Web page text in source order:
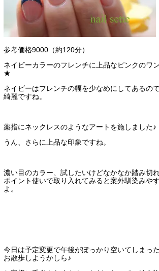
参考価格9000（約120分）
ネイビーカラーのフレンチに上品なピンクのワ
★
ネイビーはフレンチの幅を少なめにしてあるの
綺麗ですね。
薬指にネックレスのようなアートを施しました♪
うん、さらに上品な印象ですね。
濃い目のカラー、試したいけどなかなか踏み切
ポイント使いで取り入れてみると案外馴染みや
よ。
今日は予定変更で午後がぽっかり空いてしまっ
お散歩しようかしら♪